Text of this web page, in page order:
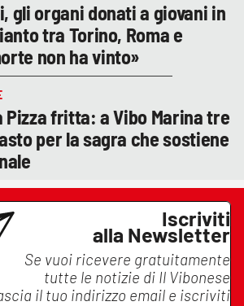
gli organi donati a giovani in
tra Torino, Roma e
non ha vinto»
Pizza fritta: a Vibo Marina tre
per la sagra che sostiene
Iscriviti
alla Newsletter
Se vuoi ricevere gratuitamente
tutte le notizie di Il Vibonese
il tuo indirizzo email e iscriviti